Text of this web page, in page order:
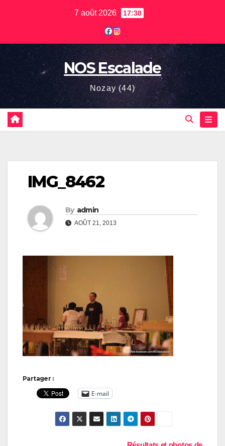
7 août 2026 17:38
NOS Escalade
Nozay (44)
IMG_8462
By admin
AOÛT 21, 2013
Partager :
E-mail